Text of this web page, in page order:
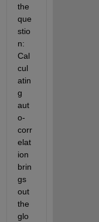
the
que
stio
n:
Cal
cul
atin
g
aut
o-
corr
elat
ion
brin
gs
out
the
glo